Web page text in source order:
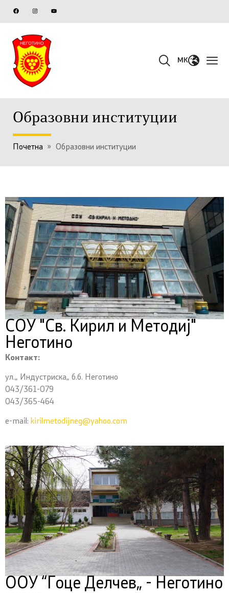
MK
Образовни институции
Почетна » Образовни институции
СОУ "Св. Кирил и Методиј"
Неготино
Контакт:
ул.„ Индустриска„ б.б. Неготино
043/361-079
043/365-464
e-mail: kirilmetodijneg@yahoo.com
ООУ “Гоце Делчев„ - Неготино